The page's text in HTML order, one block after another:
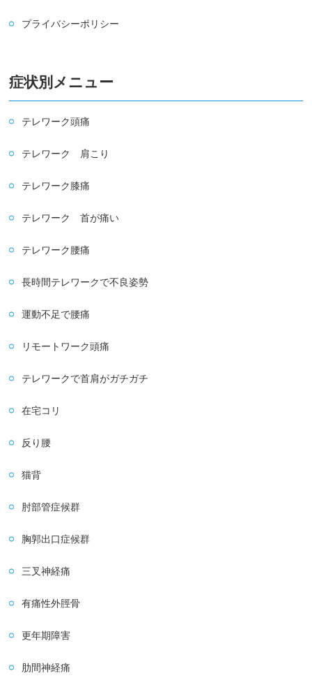
プライバシーポリシー
症状別メニュー
テレワーク頭痛
テレワーク 肩こり
テレワーク膝痛
テレワーク 首が痛い
テレワーク腰痛
長時間テレワークで不良姿勢
運動不足で腰痛
リモートワーク頭痛
テレワークで首肩がガチガチ
在宅コリ
反り腰
猫背
肘部管症候群
胸郭出口症候群
三叉神経痛
有痛性外脛骨
更年期障害
肋間神経痛